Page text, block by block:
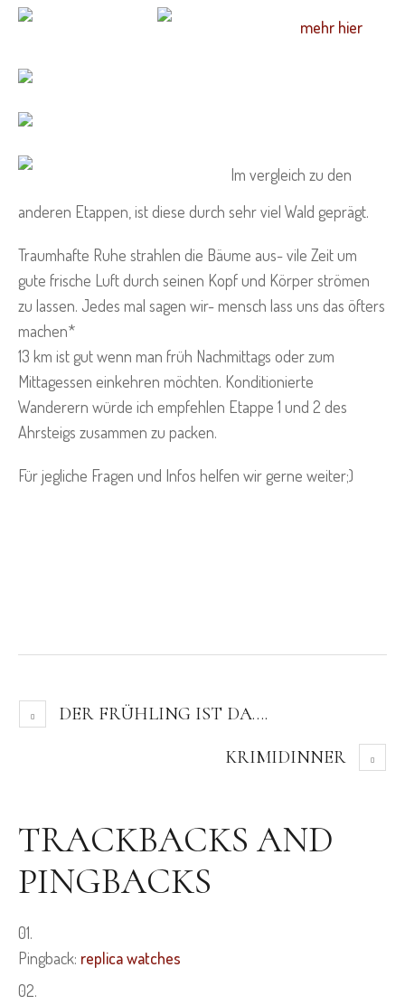
mehr hier
Im vergleich zu den
anderen Etappen, ist diese durch sehr viel Wald geprägt.
Traumhafte Ruhe strahlen die Bäume aus- vile Zeit um
gute frische Luft durch seinen Kopf und Körper strömen
zu lassen. Jedes mal sagen wir- mensch lass uns das öfters
machen*
13 km ist gut wenn man früh Nachmittags oder zum
Mittagessen einkehren möchten. Konditionierte
Wanderern würde ich empfehlen Etappe 1 und 2 des
Ahrsteigs zusammen zu packen.
Für jegliche Fragen und Infos helfen wir gerne weiter;)
DER FRÜHLING IST DA….
KRIMIDINNER
TRACKBACKS AND
PINGBACKS
Pingback: replica watches